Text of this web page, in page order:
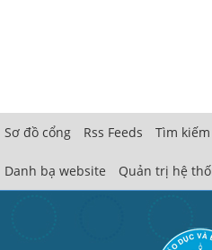
Sơ đồ cổng Rss Feeds Tìm kiếm
Danh bạ website Quản trị hệ